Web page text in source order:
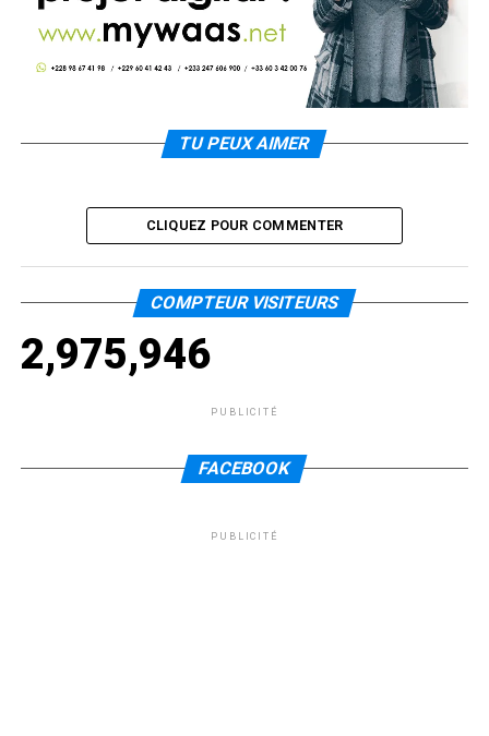
TU PEUX AIMER
CLIQUEZ POUR COMMENTER
COMPTEUR VISITEURS
2,975,946
PUBLICITÉ
FACEBOOK
PUBLICITÉ